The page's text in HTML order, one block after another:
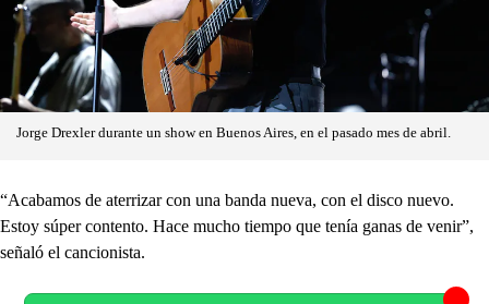
Jorge Drexler durante un show en Buenos Aires, en el pasado mes de abril.
“Acabamos de aterrizar con una banda nueva, con el disco nuevo.
Estoy súper contento. Hace mucho tiempo que tenía ganas de venir”,
señaló el cancionista.